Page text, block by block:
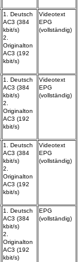
1. Deutsch
AC3 (384
kbit/s)
2.
Originalton
AC3 (192
kbit/s)
Videotext
EPG
(vollständig)
1. Deutsch
AC3 (384
kbit/s)
2.
Originalton
AC3 (192
kbit/s)
Videotext
EPG
(vollständig)
1. Deutsch
AC3 (384
kbit/s)
2.
Originalton
AC3 (192
kbit/s)
Videotext
EPG
(vollständig)
1. Deutsch
AC3 (384
kbit/s)
2.
Originalton
AC3 (192
kbit/s)
EPG
(vollständig)